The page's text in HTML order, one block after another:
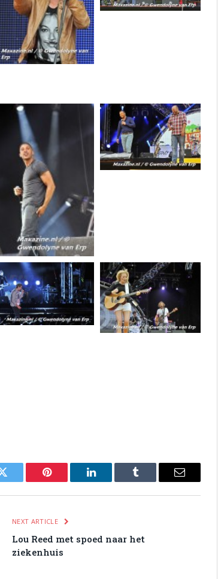
Twitter Pinterest LinkedIn Tumblr Email
NEXT ARTICLE
Lou Reed met spoed naar het
ziekenhuis